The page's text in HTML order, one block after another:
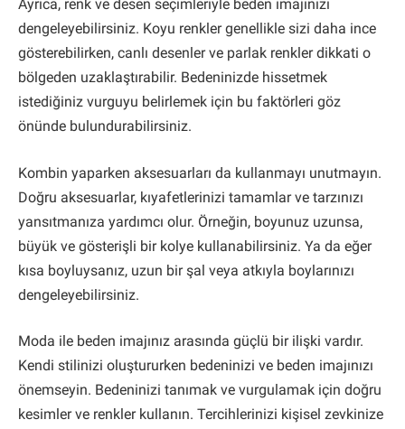
Ayrıca, renk ve desen seçimleriyle beden imajınızı
dengeleyebilirsiniz. Koyu renkler genellikle sizi daha ince
gösterebilirken, canlı desenler ve parlak renkler dikkati o
bölgeden uzaklaştırabilir. Bedeninizde hissetmek
istediğiniz vurguyu belirlemek için bu faktörleri göz
önünde bulundurabilirsiniz.
Kombin yaparken aksesuarları da kullanmayı unutmayın.
Doğru aksesuarlar, kıyafetlerinizi tamamlar ve tarzınızı
yansıtmanıza yardımcı olur. Örneğin, boyunuz uzunsa,
büyük ve gösterişli bir kolye kullanabilirsiniz. Ya da eğer
kısa boyluysanız, uzun bir şal veya atkıyla boylarınızı
dengeleyebilirsiniz.
Moda ile beden imajınız arasında güçlü bir ilişki vardır.
Kendi stilinizi oluştururken bedeninizi ve beden imajınızı
önemseyin. Bedeninizi tanımak ve vurgulamak için doğru
kesimler ve renkler kullanın. Tercihlerinizi kişisel zevkinize